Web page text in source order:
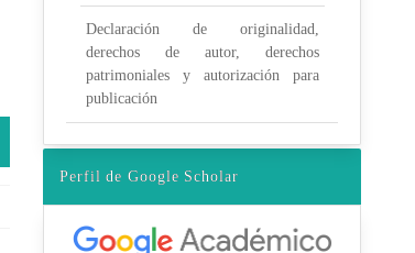
Declaración de originalidad,
derechos de autor, derechos
patrimoniales y autorización para
publicación
Perfil de Google Scholar